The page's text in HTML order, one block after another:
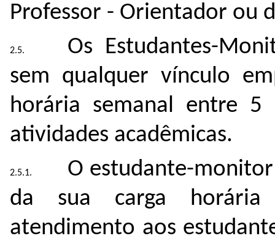
Professor - Orientador ou
Os Estudantes-
sem qualquer vínculo
horária semanal entre
atividades acadêmicas.
O estudante-
da sua carga horária
atendimento aos